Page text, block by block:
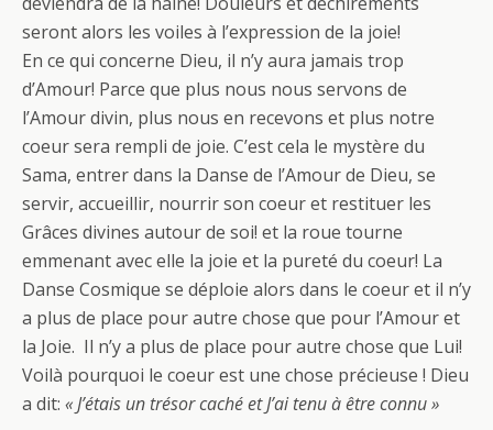
seront alors les voiles à l’expression de la joie!
En ce qui concerne Dieu, il n’y aura jamais trop
d’Amour! Parce que plus nous nous servons de
l’Amour divin, plus nous en recevons et plus notre
coeur sera rempli de joie. C’est cela le mystère du
Sama, entrer dans la Danse de l’Amour de Dieu, se
servir, accueillir, nourrir son coeur et restituer les
Grâces divines autour de soi! et la roue tourne
emmenant avec elle la joie et la pureté du coeur! La
Danse Cosmique se déploie alors dans le coeur et il n’y
a plus de place pour autre chose que pour l’Amour et
la Joie. Il n’y a plus de place pour autre chose que Lui!
Voilà pourquoi le coeur est une chose précieuse ! Dieu
a dit: « J’étais un trésor caché et J’ai tenu à être connu »